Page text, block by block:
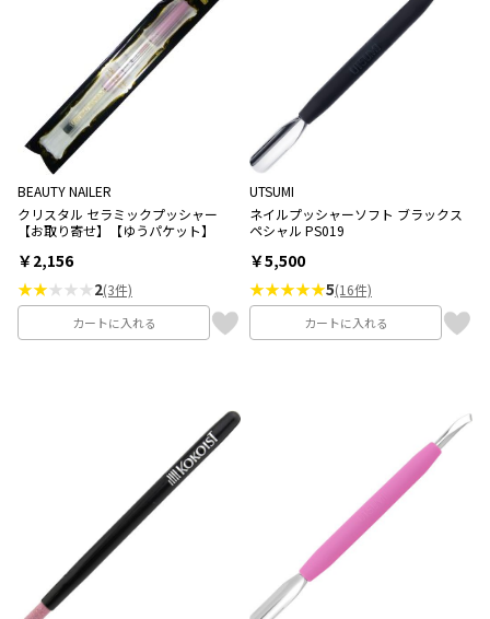
BEAUTY NAILER
クリスタル セラミックプッシャー
【お取り寄せ】【ゆうパケット】
￥2,156
★★★★★2(3件)
カートに入れる
UTSUMI
ネイルプッシャーソフト ブラックス
ペシャル PS019
￥5,500
★★★★★5(16件)
カートに入れる